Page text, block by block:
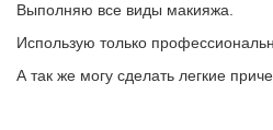
Выполняю все виды макияжа.
Использую только
А так же могу сделать легкие